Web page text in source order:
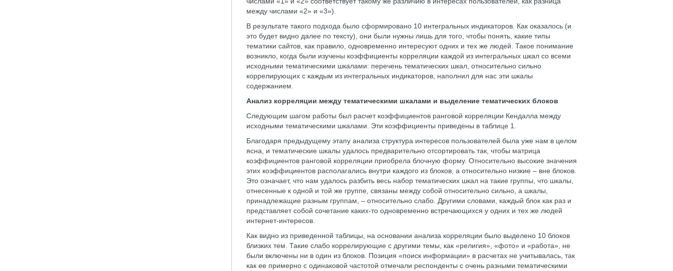
между числами «2» и «3»).
В результате такого подхода было сформировано 10 интегральных индикаторов. Как оказалось (и
это будет видно далее по тексту), они были нужны лишь для того, чтобы понять, какие типы
тематики сайтов, как правило, одновременно интересуют одних и тех же людей. Такое понимание
возникло, когда были изучены коэффициенты корреляции каждой из интегральных шкал со всеми
исходными тематическими шкалами: перечень тематических шкал, относительно сильно
коррелирующих с каждым из интегральных индикаторов, наполнил для нас эти шкалы
содержанием.
Анализ корреляции между тематическими шкалами и выделение тематических блоков
Следующим шагом работы был расчет коэффициентов ранговой корреляции Кендалла между
исходными тематическими шкалами. Эти коэффициенты приведены в таблице 1.
Благодаря предыдущему этапу анализа структура интересов пользователей была уже нам в целом
ясна, и тематические шкалы удалось предварительно отсортировать так, чтобы матрица
коэффициентов ранговой корреляции приобрела блочную форму. Относительно высокие значения
этих коэффициентов располагались внутри каждого из блоков, а относительно низкие – вне блоков.
Это означает, что нам удалось разбить весь набор тематических шкал на такие группы, что шкалы,
отнесенные к одной и той же группе, связаны между собой относительно сильно, а шкалы,
принадлежащие разным группам, – относительно слабо. Другими словами, каждый блок как раз и
представляет собой сочетание каких-то одновременно встречающихся у одних и тех же людей
интернет-интересов.
Как видно из приведенной таблицы, на основании анализа корреляции было выделено 10 блоков
близких тем. Такие слабо коррелирующие с другими темы, как «религия», «фото» и «работа», не
были включены ни в один из блоков. Позиция «поиск информации» в расчетах не учитывалась, так
как ее примерно с одинаковой частотой отмечали респонденты с очень разными тематическими